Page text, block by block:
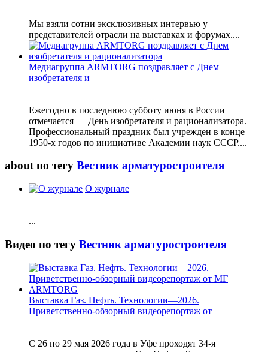
Мы взяли сотни эксклюзивных интервью у
представителей отрасли на выставках и форумах....
Медиагруппа ARMTORG поздравляет с Днем
изобретателя и
Ежегодно в последнюю субботу июня в России
отмечается — День изобретателя и рационализатора.
Профессиональный праздник был учрежден в конце
1950-х годов по инициативе Академии наук СССР....
about по тегу Вестник арматуростроителя
О журнале
...
Видео по тегу Вестник арматуростроителя
Выставка Газ. Нефть. Технологии—2026.
Приветственно-обзорный видеорепортаж от
С 26 по 29 мая 2026 года в Уфе проходят 34-я